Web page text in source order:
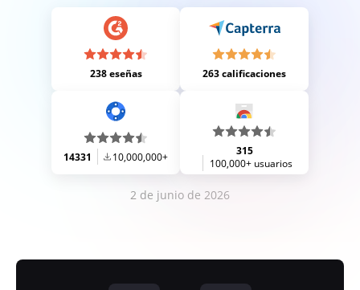
238 eseñas 263 calificaciones
14331 10,000,000+
315
100,000+ usuarios
2 de junio de 2026